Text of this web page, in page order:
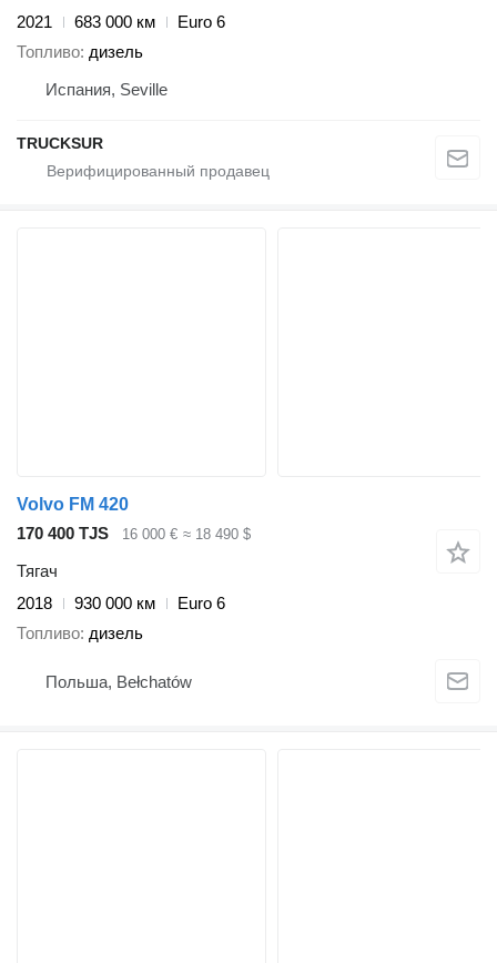
2021
683 000 км
Euro 6
Топливо дизель
Испания, Seville
TRUCKSUR
Volvo FM 420
170 400 TJS
16 000 € ≈ 18 490 $
Тягач
2018
930 000 км
Euro 6
Топливо дизель
Польша, Bełchatów